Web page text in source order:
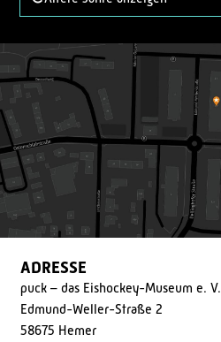
ADRESSE
puck – das Eishockey-Museum e. V.
Edmund-Weller-Straße 2
58675 Hemer